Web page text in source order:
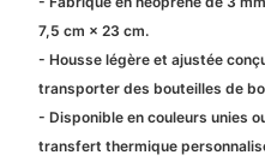
7,5 cm × 23 cm.
- Housse légère et ajustée
transporter des bouteilles de
- Disponible en couleurs unies
transfert thermique